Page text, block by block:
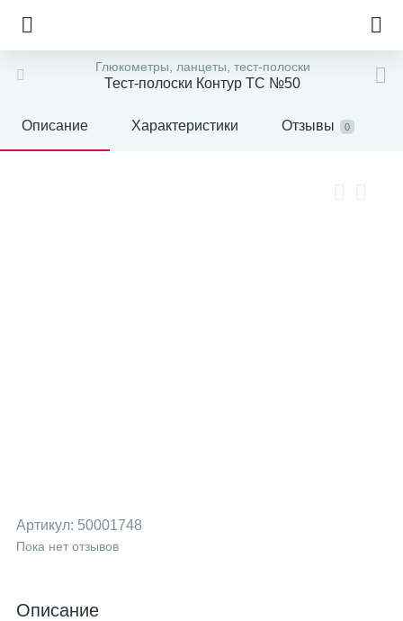
Глюкометры, ланцеты, тест-полоски
Тест-полоски Контур ТС №50
Описание Характеристики Отзывы 0
Артикул: 50001748
Пока нет отзывов
Описание